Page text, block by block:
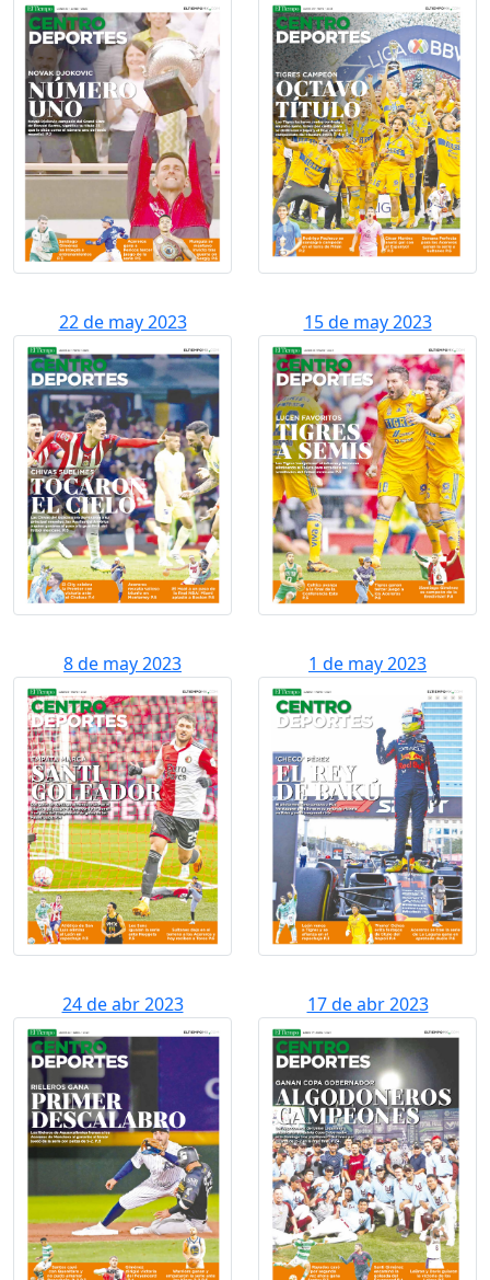
22 de may 2023 15 de may 2023
8 de may 2023 1 de may 2023
24 de abr 2023 17 de abr 2023